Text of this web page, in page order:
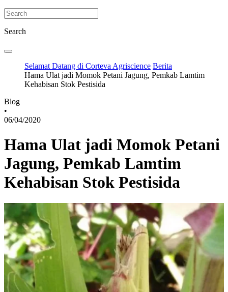
Search
Selamat Datang di Corteva Agriscience Berita
Hama Ulat jadi Momok Petani Jagung, Pemkab Lamtim
Kehabisan Stok Pestisida
Blog
•
06/04/2020
Hama Ulat jadi Momok Petani
Jagung, Pemkab Lamtim
Kehabisan Stok Pestisida